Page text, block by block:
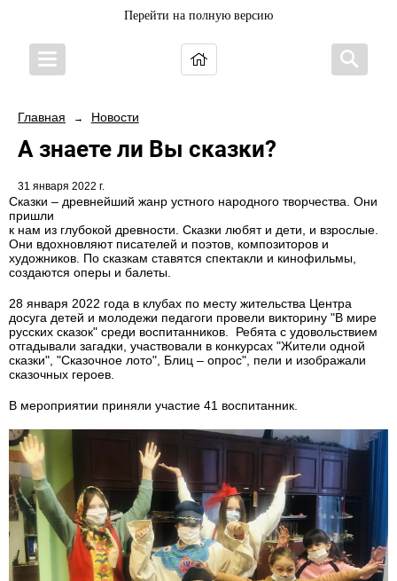
Перейти на полную версию
Главная → Новости
А знаете ли Вы сказки?
31 января 2022 г.
Сказки – древнейший жанр устного народного творчества. Они
пришли
к нам из глубокой древности. Сказки любят и дети, и взрослые.
Они вдохновляют писателей и поэтов, композиторов и
художников. По сказкам ставятся спектакли и кинофильмы,
создаются оперы и балеты.
28 января 2022 года в клубах по месту жительства Центра
досуга детей и молодежи педагоги провели викторину "В мире
русских сказок" среди воспитанников. Ребята с удовольствием
отгадывали загадки, участвовали в конкурсах "Жители одной
сказки", "Сказочное лото", Блиц – опрос", пели и изображали
сказочных героев.
В мероприятии приняли участие 41 воспитанник.